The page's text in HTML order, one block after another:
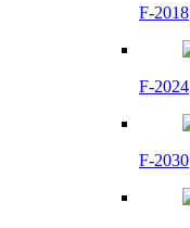
F-2018
F-2024
F-2030